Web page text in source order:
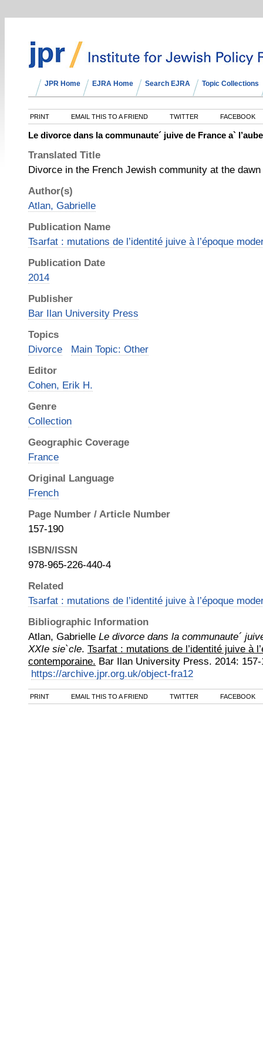
JPR Home EJRA Home Search EJRA Topic Collections
PRINT EMAIL THIS TO A FRIEND TWITTER FACEBOOK
Le divorce dans la communaute´ juive de France a`
Translated Title
Divorce in the French Jewish community at the
Author(s)
Atlan, Gabrielle
Publication Name
Tsarfat : mutations de l’identité juive à l’époque
Publication Date
2014
Publisher
Bar Ilan University Press
Topics
Divorce
Main Topic: Other
Editor
Cohen, Erik H.
Genre
Collection
Geographic Coverage
France
Original Language
French
Page Number / Article Number
157-190
ISBN/ISSN
978-965-226-440-4
Related
Tsarfat : mutations de l’identité juive à l’époque
Bibliographic Information
Atlan, Gabrielle Le divorce dans la communaute´
XXIe sie`cle. Tsarfat : mutations de l’identité juive à
contemporaine. Bar Ilan University Press. 2014:
https://archive.jpr.org.uk/object-fra12
PRINT EMAIL THIS TO A FRIEND TWITTER FACEBOOK